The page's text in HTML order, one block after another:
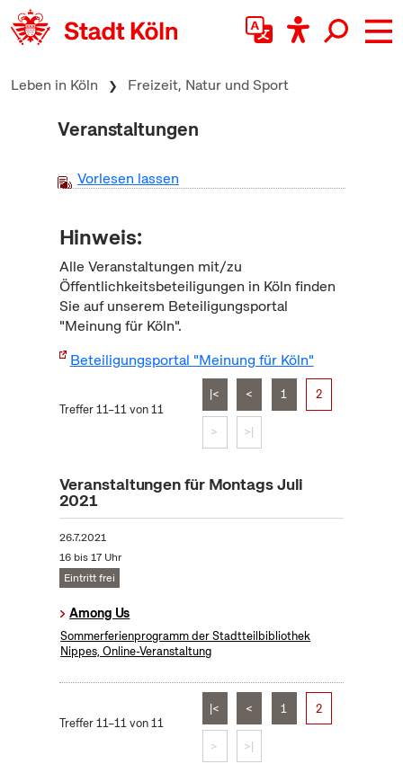
zum Inhalt springen
Leben in Köln Freizeit, Natur und Sport
Veranstaltungen
Vorlesen lassen
Hinweis:
Alle Veranstaltungen mit/zu
Öffentlichkeitsbeteiligungen in Köln finden
Sie auf unserem Beteiligungsportal
"Meinung für Köln".
Beteiligungsportal "Meinung für Köln"
Treffer 11–11 von 11
|< < 1 2
> >|
Veranstaltungen für Montags Juli
2021
26.7.2021
16 bis 17 Uhr
Eintritt frei
Among Us
Sommerferienprogramm der Stadtteilbibliothek
Nippes, Online-Veranstaltung
Treffer 11–11 von 11
|< < 1 2
> >|